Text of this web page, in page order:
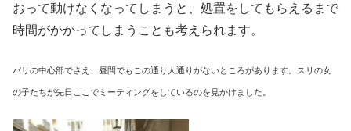
おって動けなくなってしまうと、処置をしてもらえるまで
時間がかかってしまうことも考えられます。
パリの中心部でさえ、昼間でもこの通り人通りがないところがあります。スリの女
の子たちが先日ここでミーティングをしているのを見かけました。